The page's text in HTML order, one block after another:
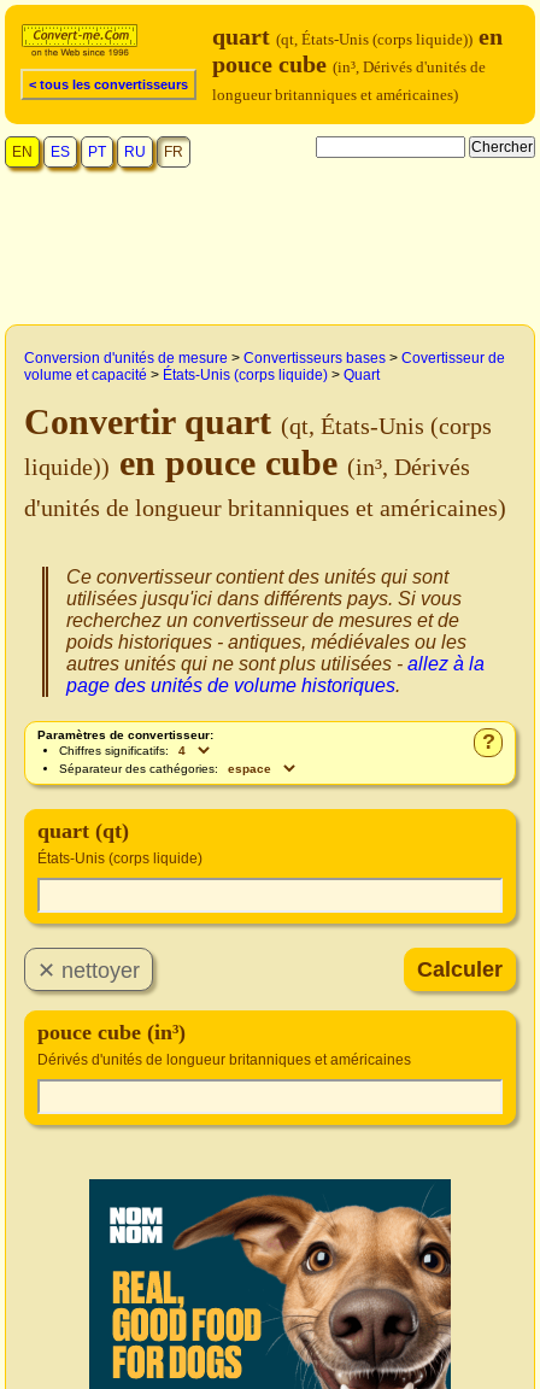
< tous les convertisseurs
quart (qt, États-Unis (corps liquide)) en
pouce cube (in³, Dérivés d'unités de
longueur britanniques et américaines)
EN ES PT RU FR
Conversion d'unités de mesure > Convertisseurs bases > Covertisseur de
volume et capacité > États-Unis (corps liquide) > Quart
Convertir quart (qt, États-Unis (corps
liquide)) en pouce cube (in³, Dérivés
d'unités de longueur britanniques et américaines)
Ce convertisseur contient des unités qui sont
utilisées jusqu'ici dans différents pays. Si vous
recherchez un convertisseur de mesures et de
poids historiques - antiques, médiévales ou les
autres unités qui ne sont plus utilisées - allez à la
page des unités de volume historiques.
?
Paramètres de convertisseur:
Chiffres significatifs:
Séparateur des cathégories:
quart (qt)
États-Unis (corps liquide)
pouce cube (in³)
Dérivés d'unités de longueur britanniques et américaines